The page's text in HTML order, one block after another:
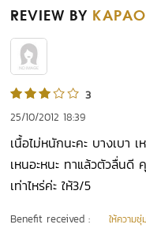
REVIEW BY
3
25/10/2012 18:39
เนื้อไม่หนักนะคะ บางเบา
เหนอะหนะ ทาแล้วตัวลื่นดี
เท่าไหร่ค่ะ ให้3/5
Benefit received : ให้ความ